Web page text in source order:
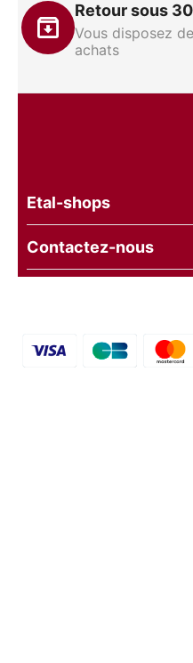
Retour sous
Vous disposez
achats
Etal-shops
Contactez-nous